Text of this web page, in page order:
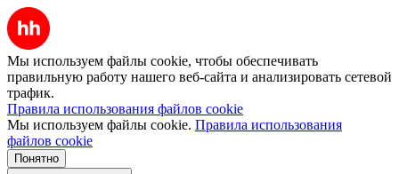
Мы используем файлы cookie, чтобы обеспечивать
правильную работу нашего веб-сайта и анализировать сетевой
трафик.
Правила использования файлов cookie
Мы используем файлы cookie. Правила использования
файлов cookie
Понятно